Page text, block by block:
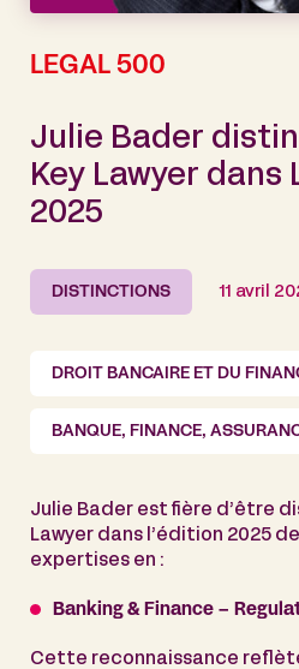
LEGAL 500
Julie Bader
Key Lawyer dans
2025
DISTINCTIONS 11 avril
DROIT BANCAIRE ET DU
BANQUE, FINANCE,
Julie Bader est fière d’être
Lawyer dans l’édition 2025
expertises en :
Banking & Finance –
Cette reconnaissance